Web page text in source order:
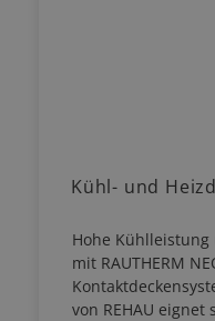
Kühl- und
Hohe
mit RAUTHERM
von REHAU